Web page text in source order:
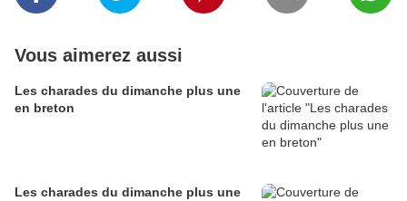
Vous aimerez aussi
Les charades du dimanche plus une
en breton
Les charades du dimanche plus une